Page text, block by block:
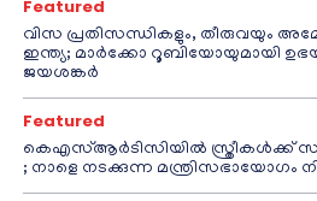
Featured
വിസ പ്രതിസന്ധികളും, തീരുവയും
ഇന്ത്യ; മാർക്കോ റൂബിയോയുമായി
ജയശങ്കർ
Featured
കെഎസ്ആർടിസിയിൽ സ്ത്രീകൾക്ക്
; നാളെ നടക്കുന്ന മന്ത്രിസഭായോഗം